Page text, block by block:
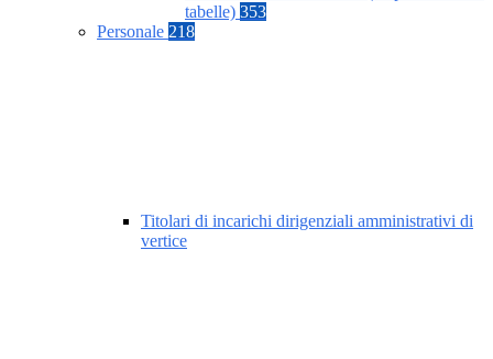
tabelle) 353
Personale 218
Titolari di incarichi dirigenziali amministrativi di
vertice